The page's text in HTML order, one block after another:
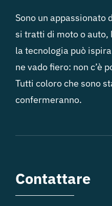
Sono un appassionato
si tratti di moto o auto,
la tecnologia può
ne vado fiero: non c’è
Tutti coloro che sono
confermeranno.
Contattare